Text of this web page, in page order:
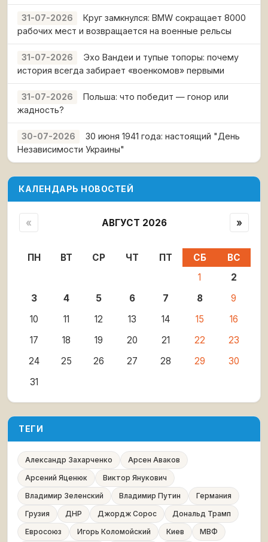
31-07-2026
Круг замкнулся: BMW сокращает 8000
рабочих мест и возвращается на военные рельсы
31-07-2026
Эхо Вандеи и тупые топоры: почему
история всегда забирает «военкомов» первыми
31-07-2026
Польша: что победит — гонор или
жадность?
30-07-2026
30 июня 1941 года: настоящий "День
Независимости Украины"
КАЛЕНДАРЬ НОВОСТЕЙ
« АВГУСТ 2026 »
ПН ВТ СР ЧТ ПТ СБ
ВС
1
2
3
4 5 6 7 8
9
10
11 12 13 14 15
16
17
18 19 20 21 22
23
24
25 26 27 28 29
30
31
ТЕГИ
Александр Захарченко
Арсен Аваков
Арсений Яценюк
Виктор Янукович
Владимир Зеленский
Владимир Путин
Германия
Грузия
ДНР Джордж Сорос
Дональд Трамп
Евросоюз
Игорь Коломойский Киев
МВФ